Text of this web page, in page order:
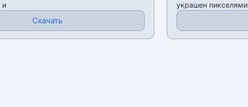
и
Скачать
украшен пикселями